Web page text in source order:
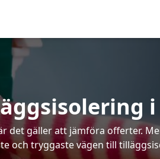
i
det gäller att jämföra offerter.
och tryggaste vägen till